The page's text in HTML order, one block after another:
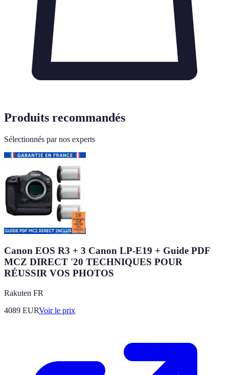
Produits recommandés
Sélectionnés par nos experts
Canon EOS R3 + 3 Canon LP-E19 + Guide PDF
MCZ DIRECT '20 TECHNIQUES POUR
RÉUSSIR VOS PHOTOS
Rakuten FR
4089 EURVoir le prix